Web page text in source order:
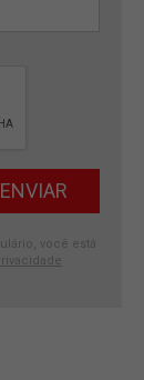
você está